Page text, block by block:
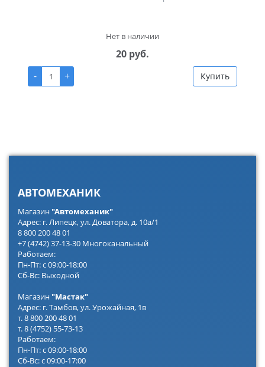
Нет в наличии
20 руб.
-
+ Купить
АВТОМЕХАНИК
Магазин"Автомеханик"
Адрес: г. Липецк, ул. Доватора, д. 10а/1
8 800 200 48 01
+7 (4742) 37-13-30 Многоканальный
Работаем:
Пн-Пт: с 09:00-18:00
Сб-Вс: Выходной
Магазин"Мастак"
Адрес: г. Тамбов, ул. Урожайная, 1в
т. 8 800 200 48 01
т. 8 (4752) 55-73-13
Работаем:
Пн-Пт: с 09:00-18:00
Сб-Вс: с 09:00-17:00